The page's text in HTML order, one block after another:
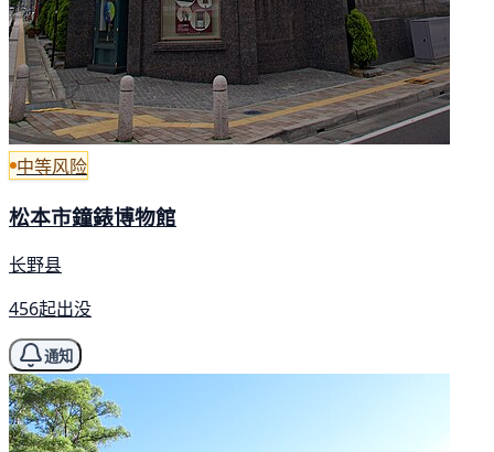
中等风险
松本市鐘錶博物館
长野县
456起出没
通知